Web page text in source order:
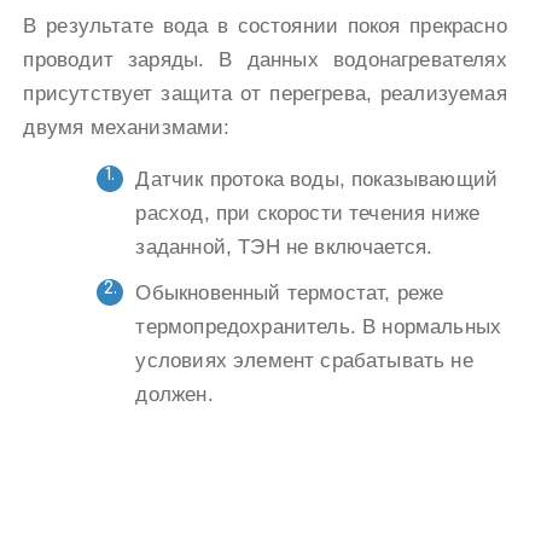
В результате вода в состоянии покоя прекрасно
проводит заряды. В данных водонагревателях
присутствует защита от перегрева, реализуемая
двумя механизмами:
Датчик протока воды, показывающий
расход, при скорости течения ниже
заданной, ТЭН не включается.
Обыкновенный термостат, реже
термопредохранитель. В нормальных
условиях элемент срабатывать не
должен.